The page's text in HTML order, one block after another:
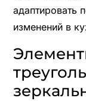
адаптировать
изменений в